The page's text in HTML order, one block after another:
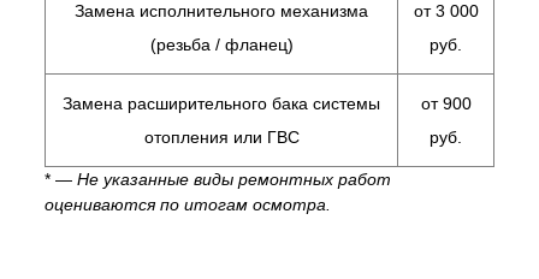
Замена исполнительного механизма
(резьба / фланец)
от 3 000
руб.
Замена расширительного бака системы
отопления или ГВС
от 900
руб.
* — Не указанные виды ремонтных работ
оцениваются по итогам осмотра.